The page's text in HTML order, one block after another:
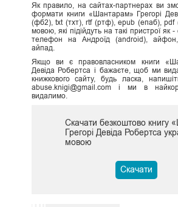
Як правило, на сайтах-партнерах ви
формати книги «Шантарам» Грегорі
(фб2), txt (тхт), rtf (ртф), epub (епаб), pdf
мовою, які підійдуть на такі пристрої як -
телефон на Андроїд (android),
айпад.
Якщо ви є правовласником книги
Девіда Робертса і бажаєте, щоб ми
книжкового сайту, будь ласка,
abuse.knigi@gmail.com і ми в
видалимо.
Скачати безкоштово книгу
Грегорі Девіда Робертса
мовою
Скачати